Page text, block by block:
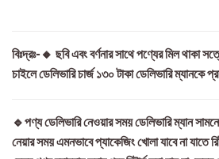
বিঃদ্রঃ-🔸 ছবি এবং বর্ণনার সাথে পণ্যের মিল থাকা
চাইলে ডেলিভারি চার্জ ১৩০ টাকা ডেলিভারি ম্যানকে
🔹পণ্য ডেলিভারি নেওয়ার সময় ডেলিভারি ম্যান
নেয়ার সময় এমনভাবে প্যাকেজিং খোলা যাবে না যাতে